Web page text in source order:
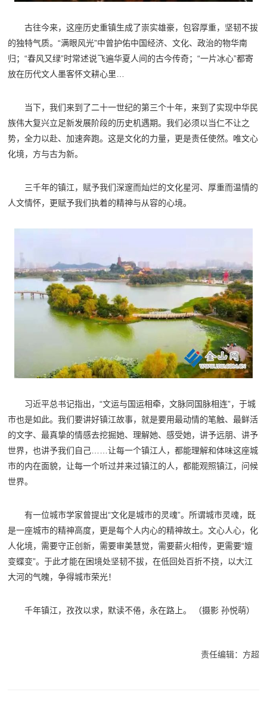
古往今来，这座历史重镇生成了崇实雄豪，包容厚重，坚韧不拔
的独特气质。“满眼风光”中曾护佑中国经济、文化、政治的物华南
归；“春风又绿”时常述说飞遍华夏人间的古今传奇；“一片冰心”都寄
放在历代文人墨客怀文耕心里…
当下，我们来到了二十一世纪的第三个十年，来到了实现中华民
族伟大复兴立足新发展阶段的历史机遇期。我们必须以当仁不让之
势，全力以赴、加速奔跑。这是文化的力量，更是责任使然。唯文心
化境，方与古为新。
三千年的镇江，赋予我们深邃而灿烂的文化星河、厚重而温情的
人文情怀，更赋予我们执着的精神与从容的心境。
习近平总书记指出，“文运与国运相牵，文脉同国脉相连”，于城
市也是如此。我们要讲好镇江故事，就是要用最动情的笔触、最鲜活
的文字、最真挚的情感去挖掘她、理解她、感受她，讲予远朋、讲予
世界，也讲予我们自己……让每一个镇江人，都能理解和体味这座城
市的内在面貌，让每一个听过并来过镇江的人，都能观照镇江，问候
世界。
有一位城市学家曾提出“文化是城市的灵魂”。所谓城市灵魂，既
是一座城市的精神高度，更是每个人内心的精神故土。文心人心，化
人化境，需要守正创新，需要审美慧觉，需要薪火相传，更需要“嬗
变蝶变”。于此才能在困境处坚韧不拔，在低回处百折不挠，以大江
大河的气魄，争得城市荣光！
千年镇江，孜孜以求，默读不倦，永在路上。 （摄影孙悦萌）
责任编辑：方超